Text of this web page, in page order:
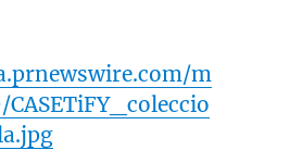
m
CASETiFY_coleccio